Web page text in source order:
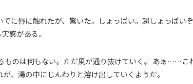
に唇に触れたが、驚いた。しょっぱい。超しょっぱい
感がある。
ものは何もない。ただ風が通り抜けていく。 あぁ……こ
、湯の中にじんわりと溶け出していくようだ。